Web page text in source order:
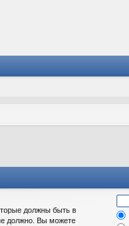
должны быть в
должно. Вы можете